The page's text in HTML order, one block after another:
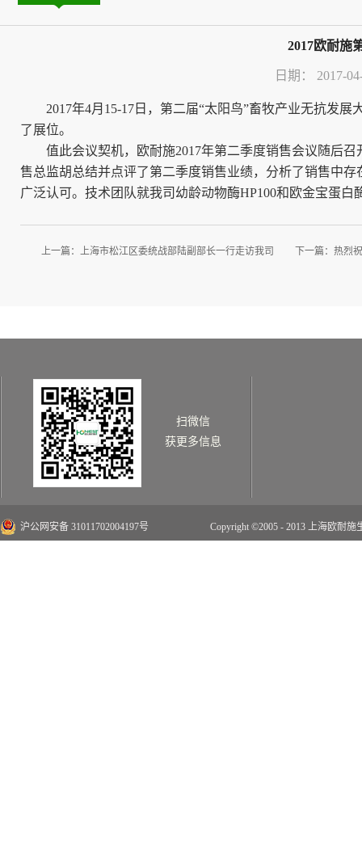
2017欧耐施
日期： 2017-
2017年4月15-17日，第二届“太阳鸟”畜牧产业无抗发
了展位。
值此会议契机，欧耐施2017年第二季度销售会议随后
售总监胡总结并点评了第二季度销售业绩，分析了销售中
广泛认可。技术团队就我司幼龄动物酶HP100和欧金宝蛋
上一篇： 上海市松江区委统战部陆副部长一行走访我司 下一篇： 热烈
扫微信
获更多信息
沪公网安备 31011702004197号 Copyright ©2005 - 2013 上海欧耐施